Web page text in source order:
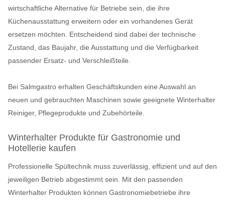
wirtschaftliche Alternative für Betriebe sein, die ihre
Küchenausstattung erweitern oder ein vorhandenes Gerät
ersetzen möchten. Entscheidend sind dabei der technische
Zustand, das Baujahr, die Ausstattung und die Verfügbarkeit
passender Ersatz- und Verschleißteile.
Bei Salmgastro erhalten Geschäftskunden eine Auswahl an
neuen und gebrauchten Maschinen sowie geeignete Winterhalter
Reiniger, Pflegeprodukte und Zubehörteile.
Winterhalter Produkte für Gastronomie und
Hotellerie kaufen
Professionelle Spültechnik muss zuverlässig, effizient und auf den
jeweiligen Betrieb abgestimmt sein. Mit den passenden
Winterhalter Produkten können Gastronomiebetriebe ihre